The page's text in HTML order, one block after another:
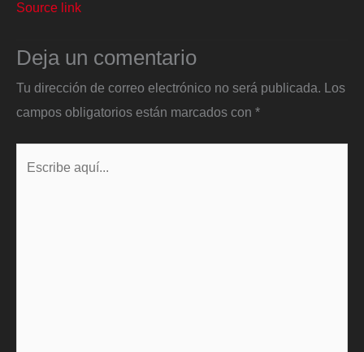
Source link
Deja un comentario
Tu dirección de correo electrónico no será publicada. Los
campos obligatorios están marcados con *